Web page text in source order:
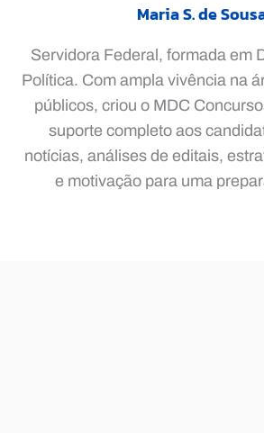
Maria S. de
Servidora Federal, formada em
Política. Com ampla vivência na
públicos, criou o MDC
suporte completo aos
notícias, análises de editais,
e motivação para uma